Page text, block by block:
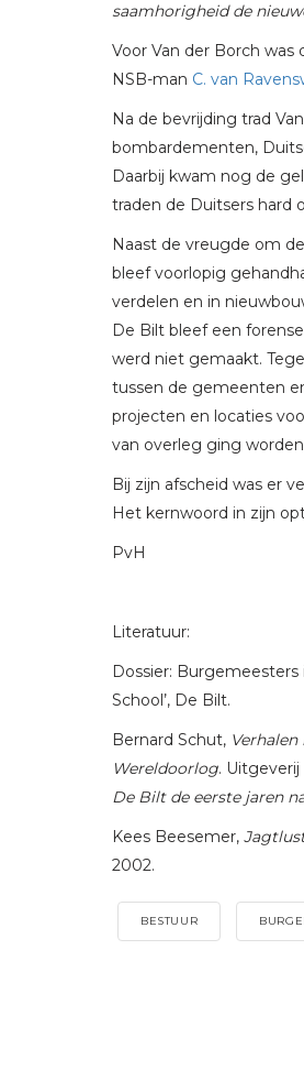
saamhorigheid de
Voor Van der Borch
NSB-man C. van
Na de bevrijding trad
bombardementen,
Daarbij kwam nog de
traden de Duitsers hard
Naast de vreugde om
bleef voorlopig
verdelen en in
De Bilt bleef een
werd niet gemaakt.
tussen de gemeenten
projecten en locaties
van overleg ging
Bij zijn afscheid was er
Het kernwoord in zijn
PvH
Literatuur:
Dossier:
School’, De Bilt.
Bernard Schut,
Wereldoorlog. Uitgeverij
De Bilt de eerste jaren
Kees Beesemer,
2002.
BESTUUR